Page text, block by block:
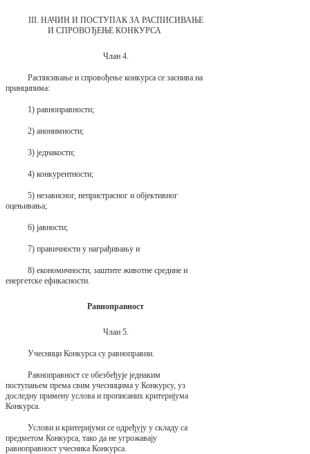
III. НАЧИН И ПОСТУПАК ЗА РАСПИСИВАЊЕ
И СПРОВОЂЕЊЕ КОНКУРСА
Члан 4.
Расписивање и спровођење конкурса се заснива на
принципима:
1) равноправности;
2) анонимности;
3) једнакости;
4) конкурентности;
5) независног, непристрасног и објективног
оцењивања;
6) јавности;
7) правичности у награђивању и
8) економичности, заштите животне средине и
енергетске ефикасности.
Равноправност
Члан 5.
Учесници Конкурса су равноправни.
Равноправност се обезбеђује једнаким
поступањем према свим учесницима у Конкурсу, уз
доследну примену услова и прописаних критеријума
Конкурса.
Услови и критеријуми се одређују у складу са
предметом Конкурса, тако да не угрожавају
равноправност учесника Конкурса.